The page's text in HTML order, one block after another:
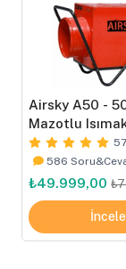
Airsky A50 -
Mazotlu Isımak
586
₺49.999,00
İncele